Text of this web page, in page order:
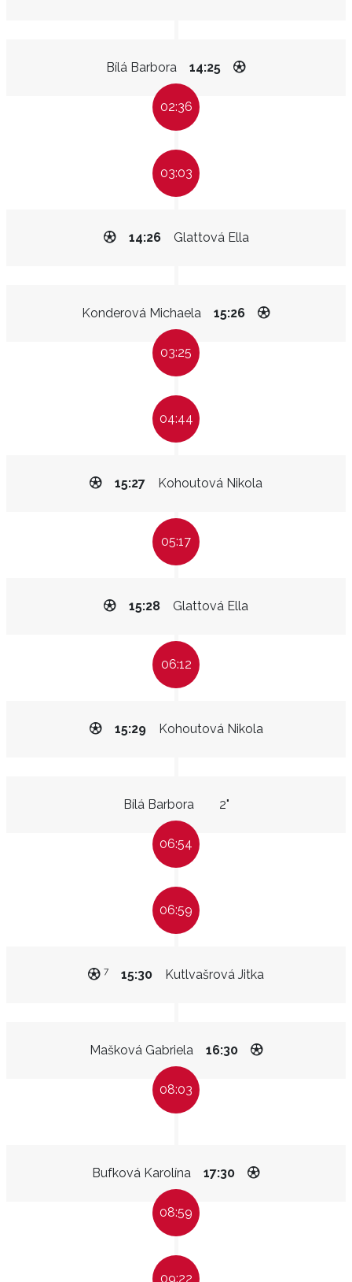
Bílá Barbora 14:25
02:36
03:03
Glattová Ella
14:26
Konderová Michaela 15:26
03:25
04:44
Kohoutová Nikola
15:27
05:17
Glattová Ella
15:28
06:12
Kohoutová Nikola
15:29
Bílá Barbora 2"
06:54
06:59
Kutlvašrová Jitka
15:30
7
Mašková Gabriela 16:30
08:03
Bufková Karolína 17:30
08:59
09:22